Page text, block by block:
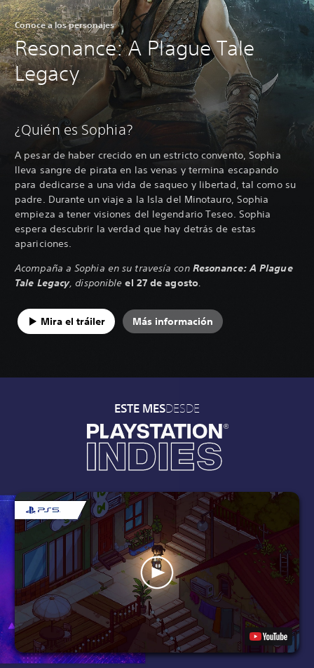
Conoce a los personajes
Resonance: A Plague Tale
Legacy
¿Quién es Sophia?
A pesar de haber crecido en un estricto convento, Sophia
lleva sangre de pirata en las venas y termina escapando
para dedicarse a una vida de saqueo y libertad, tal como su
padre. Durante un viaje a la Isla del Minotauro, Sophia
empieza a tener visiones del legendario Teseo. Sophia
espera descubrir la verdad que hay detrás de estas
apariciones.
Acompaña a Sophia en su travesía con Resonance: A Plague
Tale Legacy, disponibleel 27 de agosto.
Mira el tráiler Más información
ESTE MESDESDE